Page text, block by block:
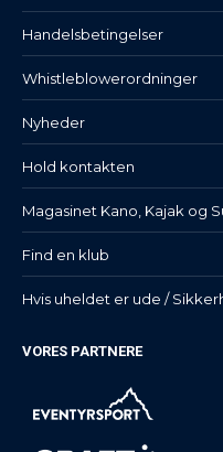
Handelsbetingelser
Whistleblowerordninger
Nyheder
Hold kontakten
Magasinet Kano, Kajak og
Find en klub
Hvis uheldet er ude /
VORES PARTNERE